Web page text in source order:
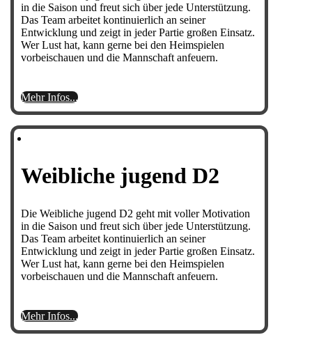
in die Saison und freut sich über jede Unterstützung.
Das Team arbeitet kontinuierlich an seiner
Entwicklung und zeigt in jeder Partie großen Einsatz.
Wer Lust hat, kann gerne bei den Heimspielen
vorbeischauen und die Mannschaft anfeuern.
Mehr Infos...
Weibliche jugend D2
Die Weibliche jugend D2 geht mit voller Motivation
in die Saison und freut sich über jede Unterstützung.
Das Team arbeitet kontinuierlich an seiner
Entwicklung und zeigt in jeder Partie großen Einsatz.
Wer Lust hat, kann gerne bei den Heimspielen
vorbeischauen und die Mannschaft anfeuern.
Mehr Infos...